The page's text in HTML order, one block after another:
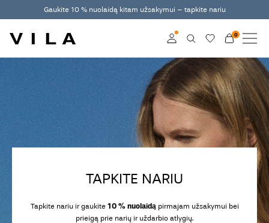
Gaukite 10 % nuolaidą kitam užsakymui – tapkite nariu
Prisijunkite
Become a member
Learn more about VILA
Club
0
NAUJAUSIA KOLEKCIJA
TAPKITE NARIU
Tapkite nariu ir gaukite 10 % nuolaidąpirmajam užsakymui bei
prieigą prie narių ir uždarbio atlygių.